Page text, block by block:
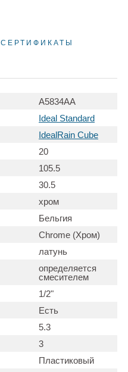
СЕРТИФИКАТЫ
A5834AA
Ideal Standard
IdealRain Cube
20
105.5
30.5
хром
Бельгия
Chrome (Хром)
латунь
определяется
смесителем
1/2"
Есть
5.3
3
Пластиковый